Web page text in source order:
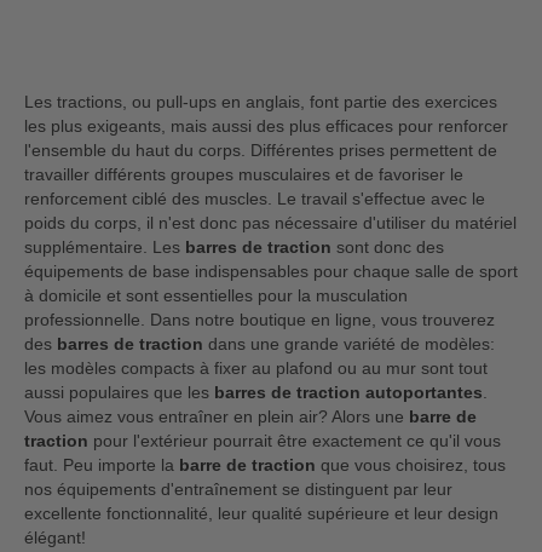
Les tractions, ou pull-ups en anglais, font partie des exercices
les plus exigeants, mais aussi des plus efficaces pour renforcer
l'ensemble du haut du corps. Différentes prises permettent de
travailler différents groupes musculaires et de favoriser le
renforcement ciblé des muscles. Le travail s'effectue avec le
poids du corps, il n'est donc pas nécessaire d'utiliser du matériel
supplémentaire. Les barres de traction sont donc des
équipements de base indispensables pour chaque salle de sport
à domicile et sont essentielles pour la musculation
professionnelle. Dans notre boutique en ligne, vous trouverez
des barres de traction dans une grande variété de modèles:
les modèles compacts à fixer au plafond ou au mur sont tout
aussi populaires que les barres de traction autoportantes
Vous aimez vous entraîner en plein air? Alors une barre de
traction pour l'extérieur pourrait être exactement ce qu'il vous
faut. Peu importe la barre de traction que vous choisirez, tous
nos équipements d'entraînement se distinguent par leur
excellente fonctionnalité, leur qualité supérieure et leur design
élégant!